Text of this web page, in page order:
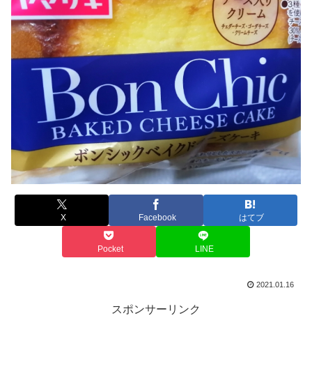
X Facebook はてブ
Pocket LINE
2021.01.16
スポンサーリンク